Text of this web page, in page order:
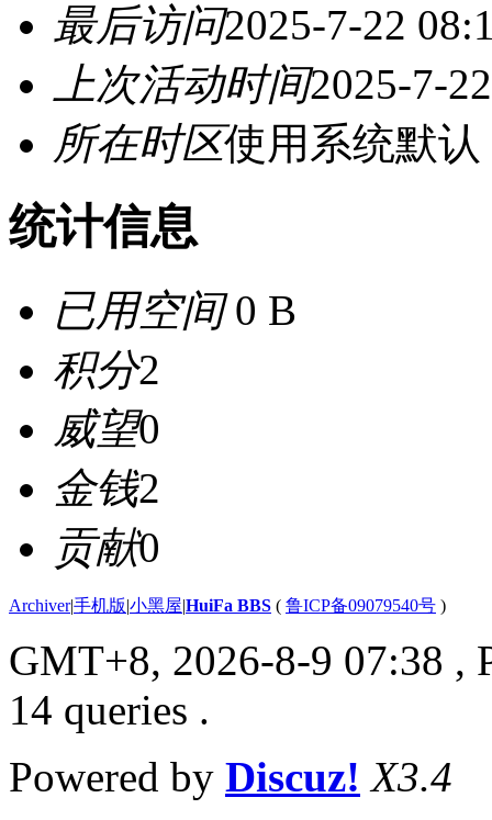
最后访问2025-7-22
上次活动时间2025-7-
所在时区使用系统默认
统计信息
已用空间0 B
积分2
威望0
金钱2
贡献0
Archiver|手机版|小黑屋|HuiFa BBS ( 鲁ICP备09079540号 )
GMT+8, 2026-8-9 07:38 ,
14 queries .
Powered by Discuz! X3.4